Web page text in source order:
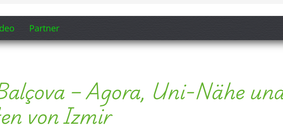
Partner
– Agora, Uni-Nähe
von Izmir